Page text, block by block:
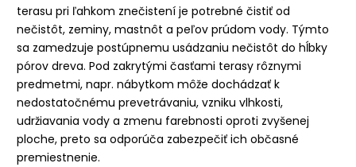
terasu pri ľahkom znečistení je potrebné čistiť od
nečistôt, zeminy, mastnôt a peľov prúdom vody. Týmto
sa zamedzuje postúpnemu usádzaniu nečistôt do hĺbky
pórov dreva. Pod zakrytými časťami terasy rôznymi
predmetmi, napr. nábytkom môže dochádzať k
nedostatočnému prevetrávaniu, vzniku vlhkosti,
udržiavania vody a zmenu farebnosti oproti zvyšenej
ploche, preto sa odporúča zabezpečiť ich občasné
premiestnenie.